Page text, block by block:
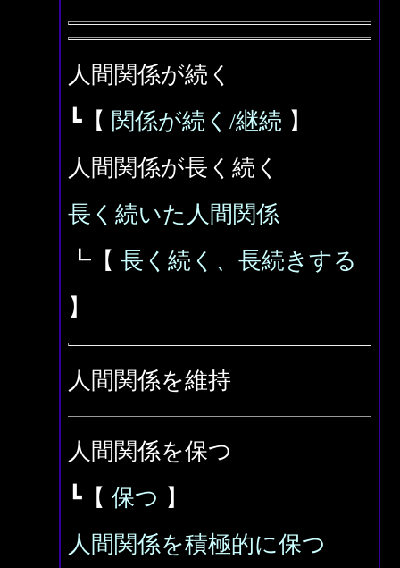
人間関係が続く
┗【 関係が続く/継続 】
人間関係が長く続く
長く続いた人間関係
┗【 長く続く、長続きする
】
人間関係を維持
人間関係を保つ
┗【 保つ 】
人間関係を積極的に保つ